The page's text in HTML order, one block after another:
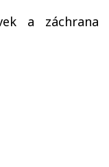
a záchrana